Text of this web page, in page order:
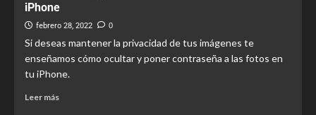
iPhone
febrero 28, 2022 0
Si deseas mantener la privacidad de tus imágenes te
enseñamos cómo ocultar y poner contraseña a las fotos en
tu iPhone.
Leer más